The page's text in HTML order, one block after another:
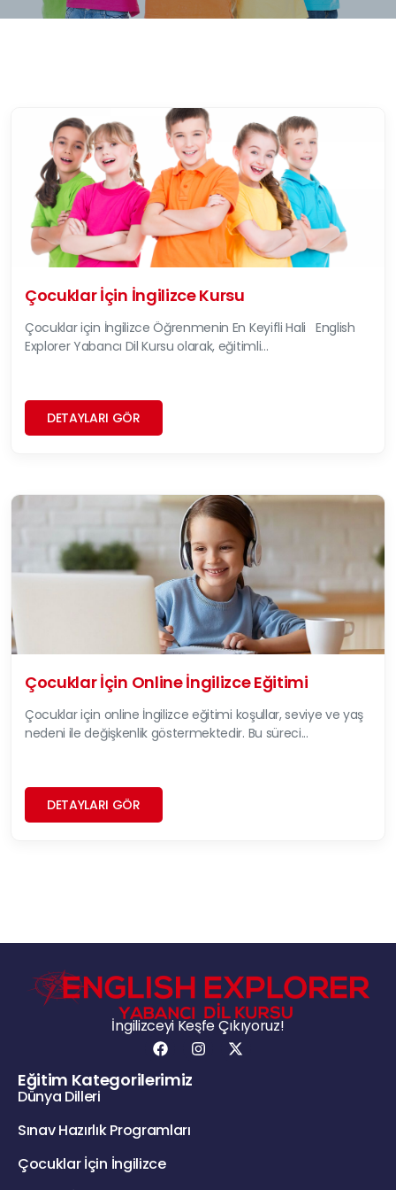
Çocuklar İçin İngilizce Kursu
Çocuklar için İngilizce Öğrenmenin En Keyifli Hali English
Explorer Yabancı Dil Kursu olarak, eğitimli...
DETAYLARI GÖR
Çocuklar İçin Online İngilizce Eğitimi
Çocuklar için online İngilizce eğitimi koşullar, seviye ve yaş
nedeni ile değişkenlik göstermektedir. Bu süreci...
DETAYLARI GÖR
İngilizceyi Keşfe Çıkıyoruz!
Eğitim Kategorilerimiz
Dünya Dilleri
Sınav Hazırlık Programları
Çocuklar İçin İngilizce